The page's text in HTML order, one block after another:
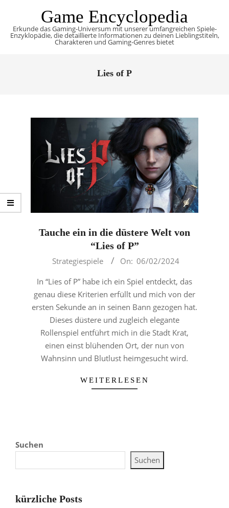
content
Game Encyclopedia
Erkunde das Gaming-Universum mit unserer umfangreichen Spiele-
Enzyklopädie, die detaillierte Informationen zu deinen Lieblingstiteln,
Charakteren und Gaming-Genres bietet
Lies of P
Tauche ein in die düstere Welt von
“Lies of P”
06
Strategiespiele On: 06/02/2024
In “Lies of P” habe ich ein Spiel entdeckt, das
genau diese Kriterien erfüllt und mich von der
ersten Sekunde an in seinen Bann gezogen hat.
Dieses düstere und zugleich elegante
Rollenspiel entführt mich in die Stadt Krat,
einen einst blühenden Ort, der nun von
Wahnsinn und Blutlust heimgesucht wird.
WEITERLESEN
Suchen
Suchen
kürzliche Posts